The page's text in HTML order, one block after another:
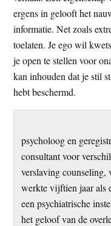
ergens in gelooft het
informatie. Net zoals
toelaten. Je ego wil
je open te stellen voor
kan inhouden dat je stil
hebt beschermd.
psycholoog en
consultant voor
verslaving counseling,
werkte vijftien jaar als
een psychiatrische
het geloof van de